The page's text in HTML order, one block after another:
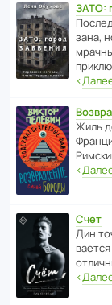
ЗАТО:
зана,
‹
Жиль
‹
Счет
Дин
‹